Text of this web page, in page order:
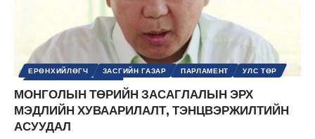
ЕРӨНХИЙЛӨГЧ ЗАСГИЙН ГАЗАР ПАРЛАМЕНТ
УЛС ТӨР
МОНГОЛЫН ТӨРИЙН ЗАСАГЛАЛЫН ЭРХ
МЭДЛИЙН ХУВААРИЛАЛТ, ТЭНЦВЭРЖИЛТИЙН
АСУУДАЛ